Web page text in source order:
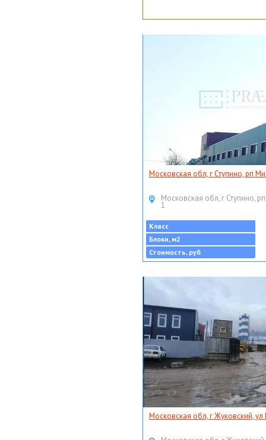
Московская обл, г Ступино, рп
Московская обл, г Ступино,
1
Класс
Блоки, м2
Стоимость, руб
Московская обл, г Жуковский,